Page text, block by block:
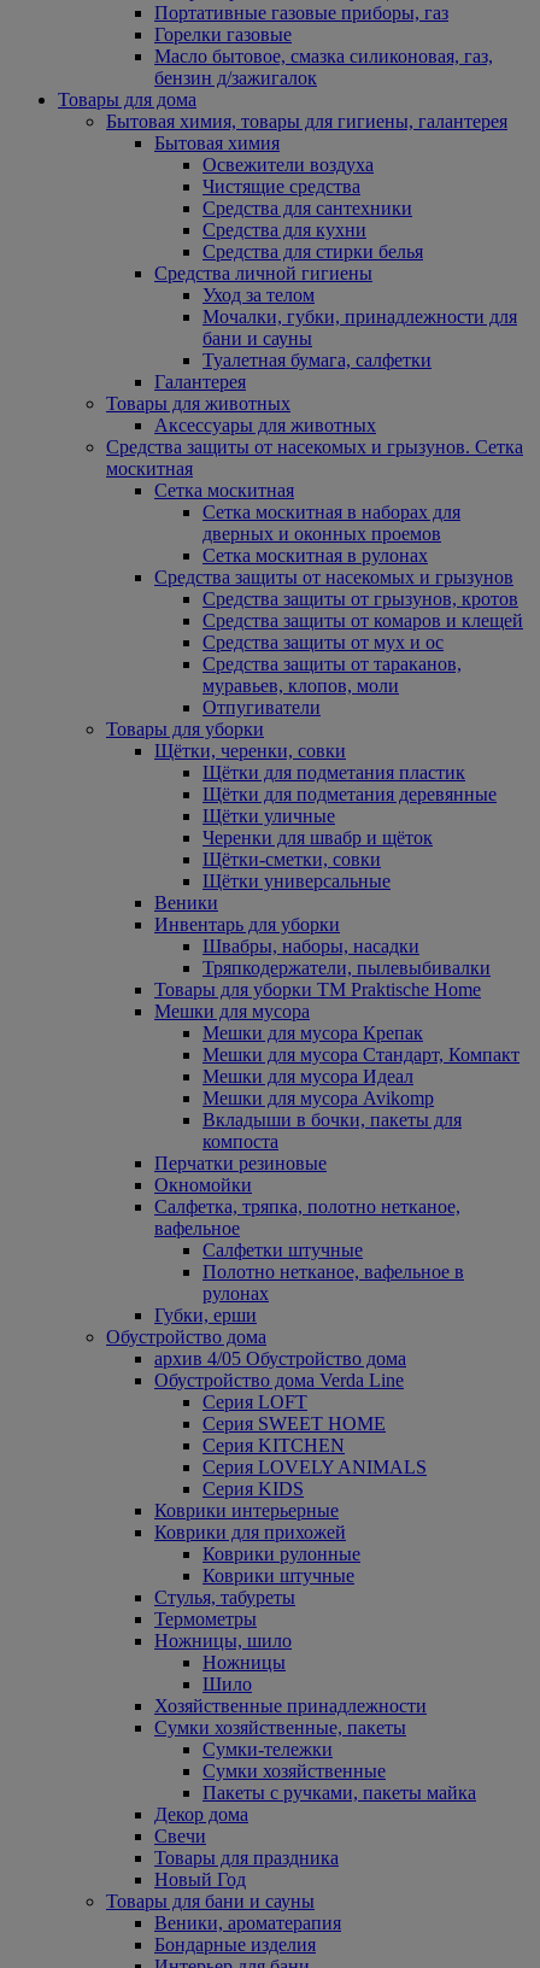
Портативные газовые приборы, газ
Горелки газовые
Масло бытовое, смазка силиконовая, газ,
бензин д/зажигалок
Товары для дома
Бытовая химия, товары для гигиены, галантерея
Бытовая химия
Освежители воздуха
Чистящие средства
Средства для сантехники
Средства для кухни
Средства для стирки белья
Средства личной гигиены
Уход за телом
Мочалки, губки, принадлежности для
бани и сауны
Туалетная бумага, салфетки
Галантерея
Товары для животных
Аксессуары для животных
Средства защиты от насекомых и грызунов. Сетка
москитная
Сетка москитная
Сетка москитная в наборах для
дверных и оконных проемов
Сетка москитная в рулонах
Средства защиты от насекомых и грызунов
Средства защиты от грызунов, кротов
Средства защиты от комаров и клещей
Средства защиты от мух и ос
Средства защиты от тараканов,
муравьев, клопов, моли
Отпугиватели
Товары для уборки
Щётки, черенки, совки
Щётки для подметания пластик
Щётки для подметания деревянные
Щётки уличные
Черенки для швабр и щёток
Щётки-сметки, совки
Щётки универсальные
Веники
Инвентарь для уборки
Швабры, наборы, насадки
Тряпкодержатели, пылевыбивалки
Товары для уборки ТМ Praktische Home
Мешки для мусора
Мешки для мусора Крепак
Мешки для мусора Стандарт, Компакт
Мешки для мусора Идеал
Мешки для мусора Avikomp
Вкладыши в бочки, пакеты для
компоста
Перчатки резиновые
Окномойки
Салфетка, тряпка, полотно нетканое,
вафельное
Салфетки штучные
Полотно нетканое, вафельное в
рулонах
Губки, ерши
Обустройство дома
архив 4/05 Обустройство дома
Обустройство дома Verda Line
Серия LOFT
Серия SWEET HOME
Серия KITCHEN
Серия LOVELY ANIMALS
Серия KIDS
Коврики интерьерные
Коврики для прихожей
Коврики рулонные
Коврики штучные
Стулья, табуреты
Термометры
Ножницы, шило
Ножницы
Шило
Хозяйственные принадлежности
Сумки хозяйственные, пакеты
Сумки-тележки
Сумки хозяйственные
Пакеты с ручками, пакеты майка
Декор дома
Свечи
Товары для праздника
Новый Год
Товары для бани и сауны
Веники, ароматерапия
Бондарные изделия